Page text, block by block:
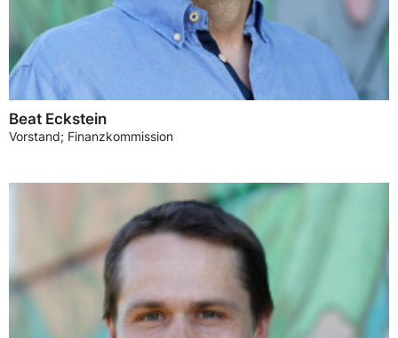
Beat Eckstein
Vorstand; Finanzkommission